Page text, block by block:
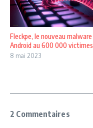
Fleckpe, le nouveau malware
Android au 600 000 victimes
8 mai 2023
2 Commentaires